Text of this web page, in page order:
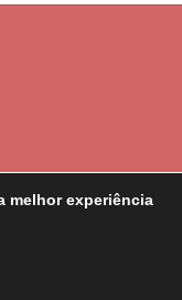
by
melhor experiência